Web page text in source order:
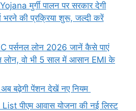
मुर्गी पालन पर सरकार देगी
की प्रक्रिया शुरू, जल्दी करें
पर्सनल लोन 2026 जानें कैसे पाएं
वो भी 5 साल में आसान EMI के
अब बढ़ेगी पेंशन देखें नए नियम
पीएम आवास योजना की नई लिस्ट